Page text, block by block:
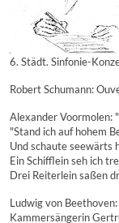
6. Städt. Sinfonie-
Robert Schumann:
Alexander Voormolen:
"Stand ich auf hohem
Und schaute seewärts
Ein Schifflein seh ich
Drei Reiterlein saßen
Ludwig von
Kammersängerin